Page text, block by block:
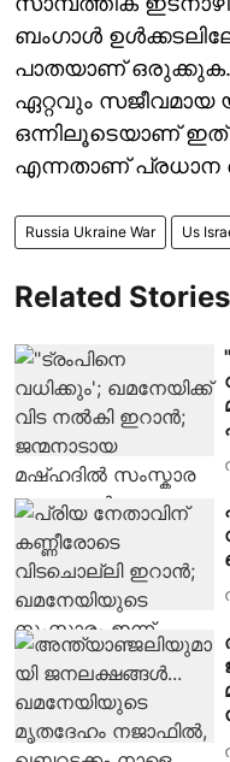
ബംഗാൾ
പാതയാണ്
ഏറ്റവും സജീവമായ
ഒന്നിലൂടെയാണ് ഇത്
എന്നതാണ് പ്രധാന
Russia Ukraine War Us
Related Stories